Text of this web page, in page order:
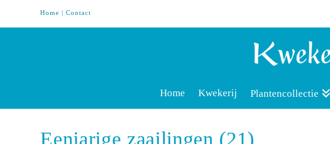
Home |Contact
Home Kwekerij Plantencollectie
Eenjarige zaailingen (21)